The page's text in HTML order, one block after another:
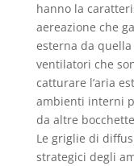
hanno la
aereazione che
esterna da
ventilatori che
catturare l’aria
ambienti interni
da altre
Le griglie di
strategici degli